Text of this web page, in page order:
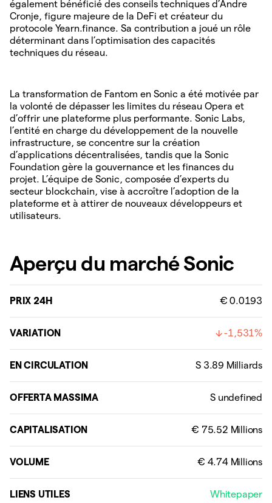
également bénéficié des conseils techniques d’Andre
Cronje, figure majeure de la DeFi et créateur du
protocole Yearn.finance. Sa contribution a joué un rôle
déterminant dans l’optimisation des capacités
techniques du réseau.
La transformation de Fantom en Sonic a été motivée par
la volonté de dépasser les limites du réseau Opera et
d’offrir une plateforme plus performante. Sonic Labs,
l’entité en charge du développement de la nouvelle
infrastructure, se concentre sur la création
d’applications décentralisées, tandis que la Sonic
Foundation gère la gouvernance et les finances du
projet. L’équipe de Sonic, composée d’experts du
secteur blockchain, vise à accroître l’adoption de la
plateforme et à attirer de nouveaux développeurs et
utilisateurs.
Aperçu du marché Sonic
PRIX 24H € 0.0193
VARIATION -1,531%
EN CIRCULATION
OFFERTA MASSIMA
CAPITALISATION
VOLUME
LIENS UTILES Whitepaper